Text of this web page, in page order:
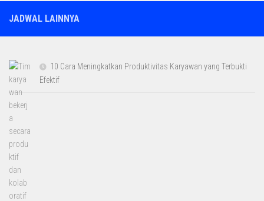
JADWAL LAINNYA
10 Cara Meningkatkan Produktivitas Karyawan yang Terbukti
Efektif